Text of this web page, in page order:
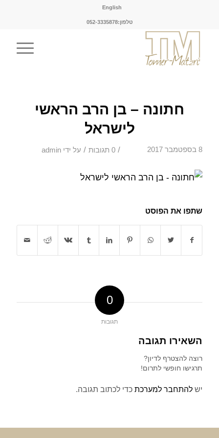
English
טלפון:052-3335878
חתונה – בן הרב הראשי
לישראל
8 בספטמבר 2017 / 0 תגובות / על ידיadmin
שתפו את הפוסט
0
תגובות
השאירו תגובה
רוצה להצטרף לדיון?
תרגישו חופשי לתרום!
יש להתחבר למערכתכדי לכתוב תגובה.